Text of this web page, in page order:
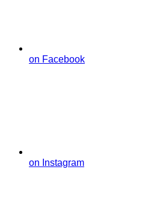
on Facebook
on Instagram